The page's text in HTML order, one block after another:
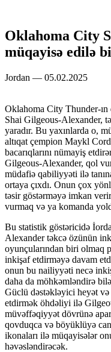
Oklahoma City
müqayisə edilə
Jordan — 05.02.2025
Oklahoma City Thunder-ın
Shai Gilgeous-Alexander,
yaradır. Bu yaxınlarda o,
altıqat çempion Maykl
bacarıqlarını nümayiş
Gilgeous-Alexander, qol
müdafiə qabiliyyəti ilə
ortaya çıxdı. Onun çox
təsir göstərməyə imkan
vurmaq və ya komanda
Bu statistik göstəricidə
Alexander təkcə özünün
oyunçularından biri olmaq
inkişaf etdirməyə davam
onun bu nailiyyəti necə
daha da möhkəmləndirə
Güclü dəstəkləyici heyət
etdirmək öhdəliyi ilə
müvəffəqiyyət dövrünə
qovduqca və böyüklüyə
ikonaları ilə müqayisələr
həvəsləndirəcək.